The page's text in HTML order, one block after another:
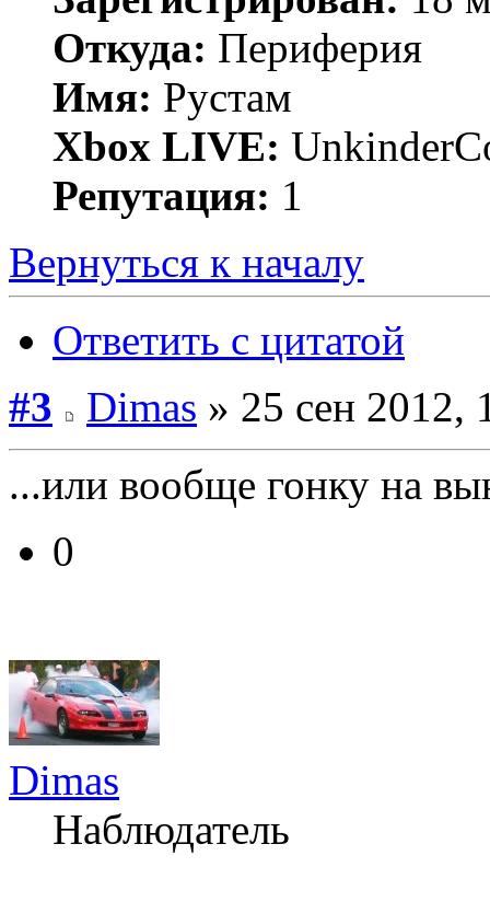
Откуда: Периферия
Имя: Рустам
Xbox LIVE:
Репутация: 1
Вернуться к началу
Ответить с цитатой
#3
Dimas » 25 сен 2012,
...или вообще гонку на
0
Dimas
Наблюдатель